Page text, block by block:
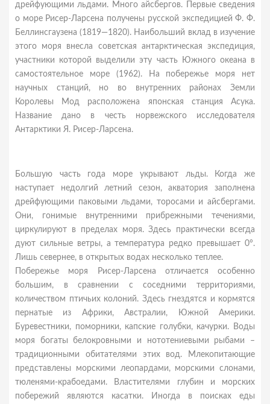
дрейфующими льдами. Много айсбергов. Первые сведения
о море Рисер-Ларсена получены русской экспедицией Ф. Ф.
Беллинсгаузена (1819—1820). Наибольший вклад в изучение
этого моря внесла советская антарктическая экспедиция,
участники которой выделили эту часть Южного океана в
самостоятельное море (1962). На побережье моря нет
научных станций, но во внутренних районах Земли
Королевы Мод расположена японская станция Асука.
Название дано в честь норвежского исследователя
Антарктики Я. Рисер-Ларсена.
Большую часть года море укрывают льды. Когда же
наступает недолгий летний сезон, акватория заполнена
дрейфующими паковыми льдами, торосами и айсбергами.
Они, гонимые внутренними прибрежными течениями,
циркулируют в пределах моря. Здесь практически всегда
дуют сильные ветры, а температура редко превышает 0°.
Лишь севернее, в открытых водах несколько теплее.
Побережье моря Рисер-Ларсена отличается особенно
большим, в сравнении с соседними территориями,
количеством птичьих колоний. Здесь гнездятся и кормятся
пернатые из Африки, Австралии, Южной Америки.
Буревестники, поморники, капские голубки, качурки. Воды
моря богаты белокровными и нототениевыми рыбами –
традиционными обитателями этих вод. Млекопитающие
представлены морскими леопардами, морскими слонами,
тюленями-крабоедами. Властителями глубин и морских
побережий являются касатки. Иногда в поисках еды